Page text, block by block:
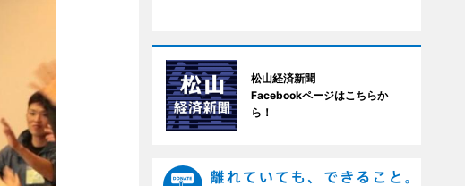
松山経済新聞
Facebookページはこちらか
ら！